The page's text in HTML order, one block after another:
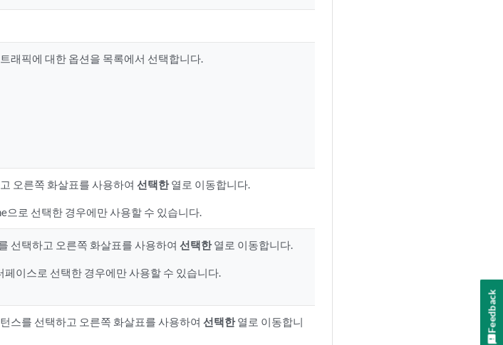
래픽에 대한 옵션을 목록에서 선택합니다.
오른쪽 화살표를 사용하여선택한열로 이동합니다.
으로 선택한 경우에만 사용할 수 있습니다.
선택하고 오른쪽 화살표를 사용하여선택한열로 이동합니다.
페이스로 선택한 경우에만 사용할 수 있습니다.
스를 선택하고 오른쪽 화살표를 사용하여선택한열로 이동합니
Feedback